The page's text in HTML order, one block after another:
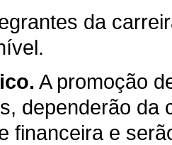
da
A promoção
dependerão da
financeira e